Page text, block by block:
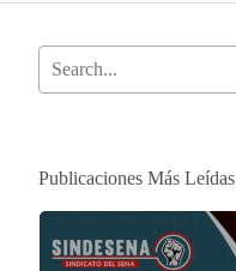
Publicaciones Más Leídas